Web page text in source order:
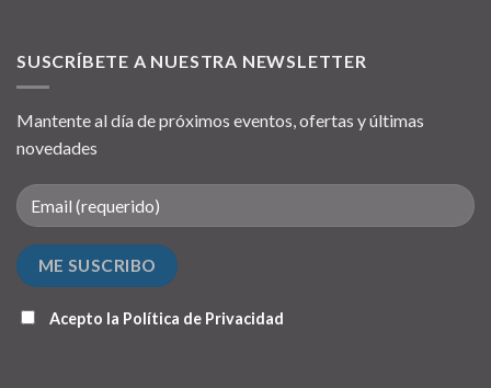
SUSCRÍBETE A NUESTRA NEWSLETTER
Mantente al día de próximos eventos, ofertas y últimas
novedades
Acepto la Política de Privacidad